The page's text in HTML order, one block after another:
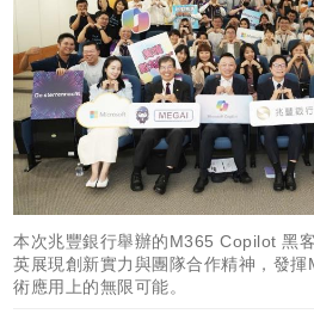
本次兆豐銀行舉辦的M365 Copilot 黑
英展現創新實力與團隊合作精神，發
術應用上的無限可能。